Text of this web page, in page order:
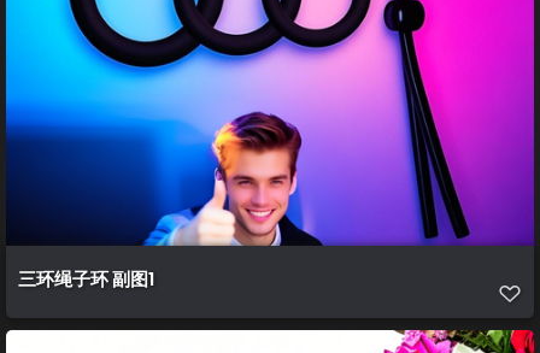
三环绳子环 副图1